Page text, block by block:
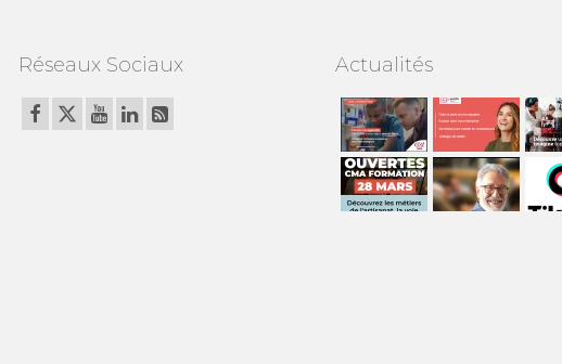
Réseaux Sociaux Actualités